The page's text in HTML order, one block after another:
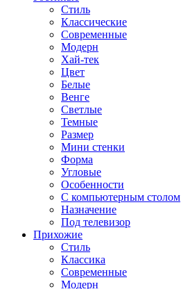
Стиль
Классические
Современные
Модерн
Хай-тек
Цвет
Белые
Венге
Светлые
Темные
Размер
Мини стенки
Форма
Угловые
Особенности
С компьютерным столом
Назначение
Под телевизор
Прихожие
Стиль
Классика
Современные
Модерн